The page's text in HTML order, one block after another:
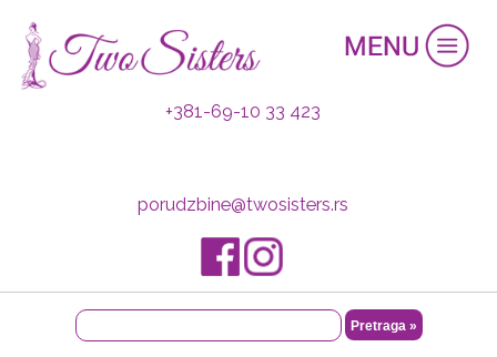
+381-69-10 33 423
porudzbine@twosisters.rs